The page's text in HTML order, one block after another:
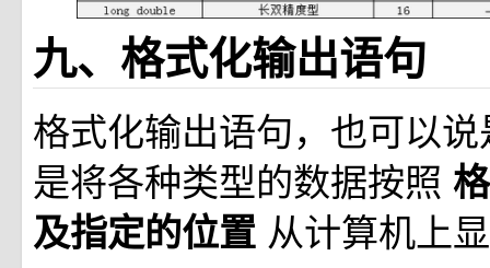
九、格式化输出语句
格式化输出语句，也可以
是将各种类型的数据按照
及指定的位置 从计算机上